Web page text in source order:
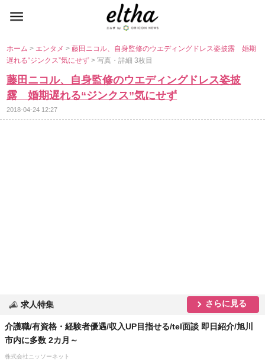
ホーム> エンタメ>藤田ニコル、自身監修のウエディングドレス姿披露 婚期
遅れる“ジンクス”気にせず> 写真・詳細 3枚目
藤田ニコル、自身監修のウエディングドレス姿披
露 婚期遅れる“ジンクス”気にせず
2018-04-24 12:27
求人特集 さらに見る
介護職/有資格・経験者優遇/収入UP目指せる/tel面談 即日紹介/旭川
市内に多数 2カ月～
株式会社ニッソーネット